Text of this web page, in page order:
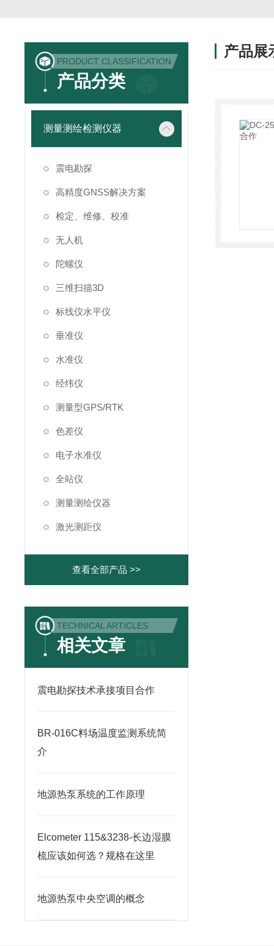
PRODUCT CLASSIFICATION
产品分类
测量测绘检测仪器
震电勘探
高精度GNSS解决方案
检定、维修、校准
无人机
陀螺仪
三维扫描3D
标线仪水平仪
垂准仪
水准仪
经纬仪
测量型GPS/RTK
色差仪
电子水准仪
全站仪
测量测绘仪器
激光测距仪
查看全部产品 >>
TECHNICAL ARTICLES
相关文章
震电勘探技术承接项目合作
BR-016C料场温度监测系统简
介
地源热泵系统的工作原理
Elcometer 115&3238-长边湿膜
梳应该如何选？规格在这里
地源热泵中央空调的概念
产品展